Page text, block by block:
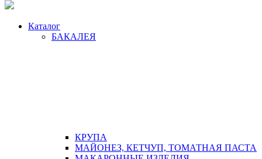
Каталог
БАКАЛЕЯ
КРУПА
МАЙОНЕЗ, КЕТЧУП, ТОМАТНАЯ ПАСТА